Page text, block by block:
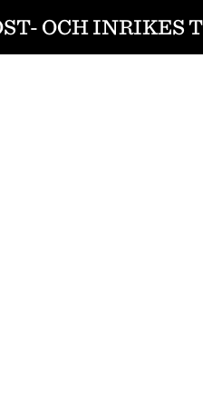
OCH INRIKES